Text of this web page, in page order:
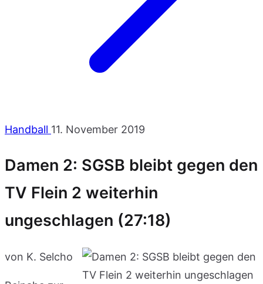
Handball 11. November 2019
Damen 2: SGSB bleibt gegen den
TV Flein 2 weiterhin
ungeschlagen (27:18)
von K. Selcho